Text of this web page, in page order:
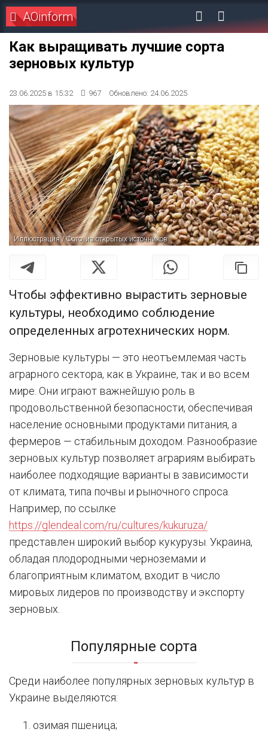
AOinform
Как выращивать лучшие сорта
зерновых культур
23.06.2025 в 15:32 967 Обновлено: 24.06.2025
Иллюстрация / Фото: из открытых источников
Чтобы эффективно вырастить зерновые
культуры, необходимо соблюдение
определенных агротехнических норм.
Зерновые культуры — это неотъемлемая часть
аграрного сектора, как в Украине, так и во всем
мире. Они играют важнейшую роль в
продовольственной безопасности, обеспечивая
население основными продуктами питания, а
фермеров — стабильным доходом. Разнообразие
зерновых культур позволяет аграриям выбирать
наиболее подходящие варианты в зависимости
от климата, типа почвы и рыночного спроса.
Например, по ссылке
https://glendeal.com/ru/cultures/kukuruza/
представлен широкий выбор кукурузы. Украина,
обладая плодородными черноземами и
благоприятным климатом, входит в число
мировых лидеров по производству и экспорту
зерновых.
Популярные сорта
Среди наиболее популярных зерновых культур в
Украине выделяются:
озимая пшеница;